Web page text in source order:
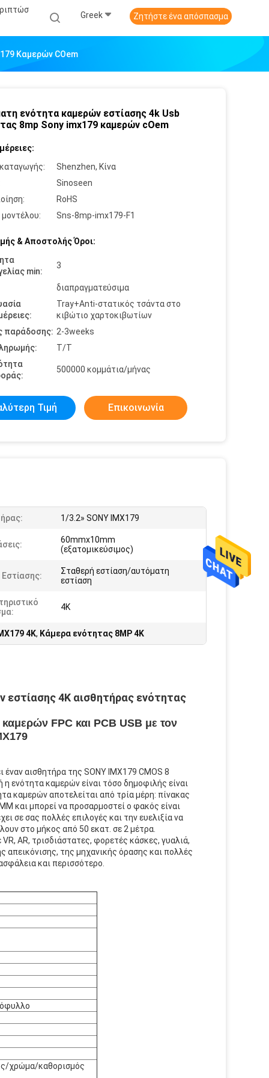
Greek Ζητήστε ένα απόσπασμα
Καμερών COem
ενότητα καμερών εστίασης 4k Usb
8mp Sony imx179 καμερών cOem
Shenzhen, Κίνα
Sinoseen
RoHS
Sns-8mp-imx179-F1
& Αποστολής Όροι:
min:
3
διαπραγματεύσιμα
Tray+Anti-στατικός τσάντα στο
κιβώτιο χαρτοκιβωτίων
παράδοσης: 2-3weeks
T/T
500000 κομμάτια/μήνας
Τιμή Επικοινωνία
1/3.2» SONY IMX179
60mmx10mm
(εξατομικεύσιμος)
Σταθερή εστίαση/αυτόματη
εστίαση
4K
4K, Κάμερα ενότητας 8MP 4K
4K αισθητήρας ενότητας
FPC και PCB USB με τον
αισθητήρα της SONY IMX179 CMOS 8
ενότητα καμερών είναι τόσο δημοφιλής είναι
καμερών αποτελείται από τρία μέρη: πίνακας
και μπορεί να προσαρμοστεί ο φακός είναι
σε σας πολλές επιλογές και την ευελιξία να
στο μήκος από 50 εκατ. σε 2 μέτρα.
AR, τρισδιάστατες, φορετές κάσκες, γυαλιά,
της μηχανικής όρασης και πολλές
και περισσότερο.
χρώμα/καθορισμός